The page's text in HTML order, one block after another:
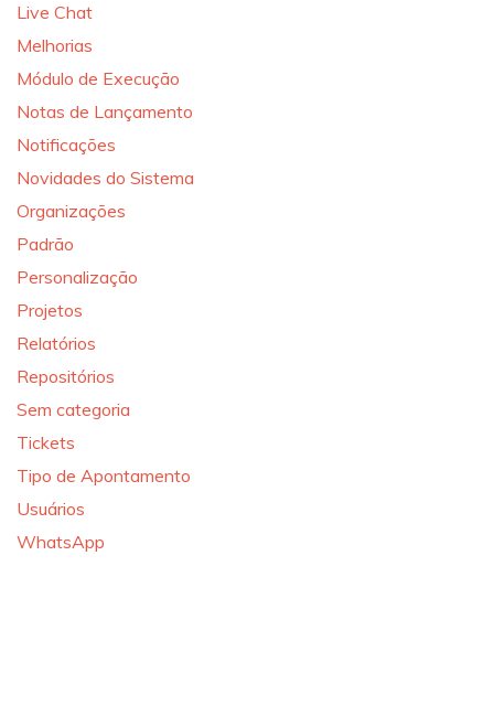
Live Chat
Melhorias
Módulo de Execução
Notas de Lançamento
Notificações
Novidades do Sistema
Organizações
Padrão
Personalização
Projetos
Relatórios
Repositórios
Sem categoria
Tickets
Tipo de Apontamento
Usuários
WhatsApp